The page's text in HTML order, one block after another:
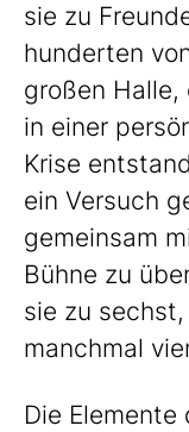
sie zu
hunderten
großen Halle,
in einer
Krise
ein Versuch
gemeinsam
Bühne zu
sie zu
manchmal
Die